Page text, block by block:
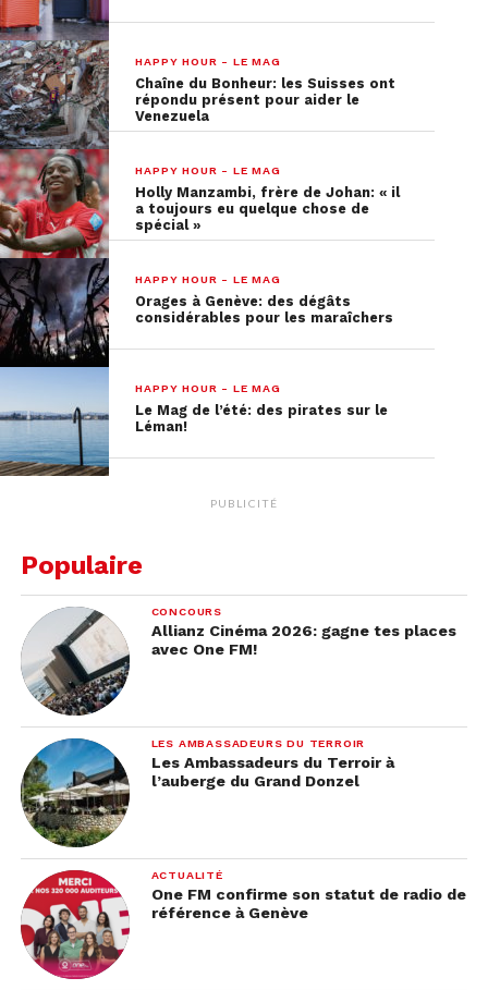
HAPPY HOUR - LE MAG
Chaîne du Bonheur: les Suisses ont
répondu présent pour aider le
Venezuela
HAPPY HOUR - LE MAG
Holly Manzambi, frère de Johan: « il
a toujours eu quelque chose de
spécial »
HAPPY HOUR - LE MAG
Orages à Genève: des dégâts
considérables pour les maraîchers
HAPPY HOUR - LE MAG
Le Mag de l’été: des pirates sur le
Léman!
PUBLICITÉ
Populaire
CONCOURS
Allianz Cinéma 2026: gagne tes places
avec One FM!
LES AMBASSADEURS DU TERROIR
Les Ambassadeurs du Terroir à
l’auberge du Grand Donzel
ACTUALITÉ
One FM confirme son statut de radio de
référence à Genève